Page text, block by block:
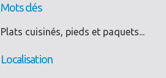
Mots clés
Plats cuisinés, pieds et paquets...
Localisation